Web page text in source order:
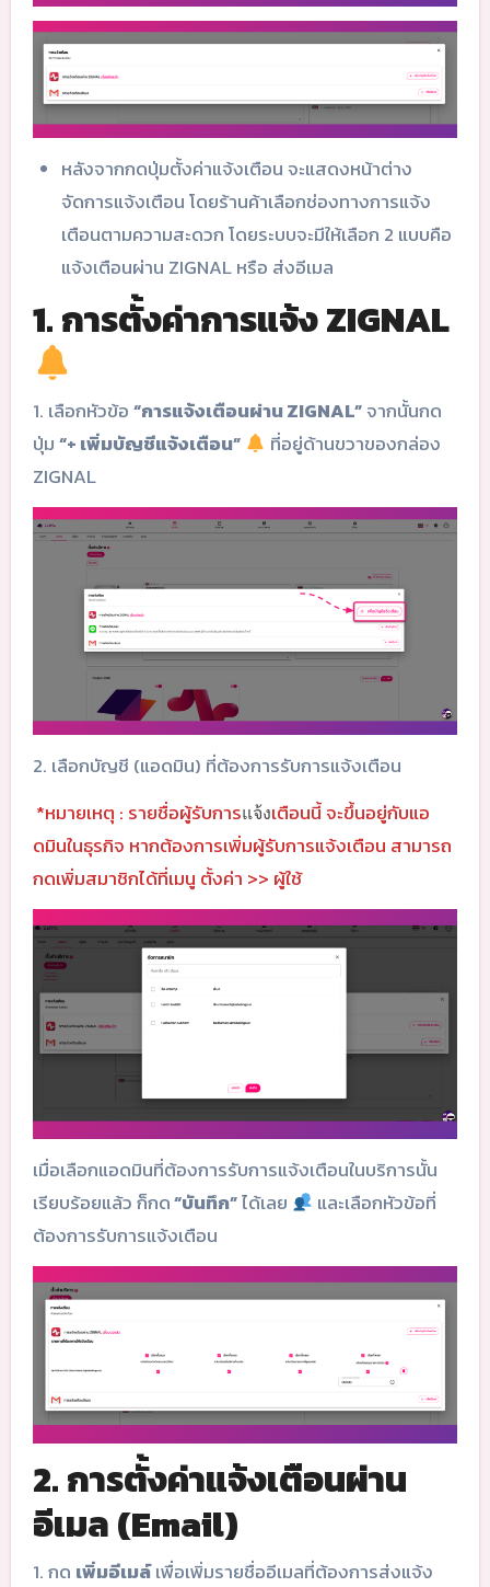
หลังจากกดปุ่มตั้งค่าแจ้งเตือน จะแสดงหน้าต่าง
จัดการแจ้งเตือน โดยร้านค้าเลือกช่องทางการแจ้ง
เตือนตามความสะดวก โดยระบบจะมีให้เลือก 2 แบบคือ
แจ้งเตือนผ่าน ZIGNAL หรือ ส่งอีเมล
1. การตั้งค่าการแจ้ง ZIGNAL
1. เลือกหัวข้อ“การแจ้งเตือนผ่าน ZIGNAL”จากนั้นกด
ปุ่ม“+ เพิ่มบัญชีแจ้งเตือน”
ที่อยู่ด้านขวาของกล่อง
ZIGNAL
2. เลือกบัญชี (แอดมิน) ที่ต้องการรับการแจ้งเตือน
*หมายเหตุ : รายชื่อผู้รับการแจ้งเตือนนี้ จะขึ้นอยู่กับแอ
ดมินในธุรกิจ หากต้องการเพิ่มผู้รับการแจ้งเตือน สามารถ
กดเพิ่มสมาชิกได้ที่เมนู ตั้งค่า >> ผู้ใช้
เมื่อเลือกแอดมินที่ต้องการรับการแจ้งเตือนในบริการนั้น
เรียบร้อยแล้ว ก็กด“บันทึก”ได้เลย
และเลือกหัวข้อที่
ต้องการรับการแจ้งเตือน
2. การตั้งค่าแจ้งเตือนผ่าน
อีเมล (Email)
1. กด เพิ่มอีเมล์เพื่อเพิ่มรายชื่ออีเมลที่ต้องการส่งแจ้ง